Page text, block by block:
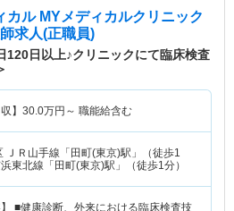
カル MYメディカルクリニック
求人(正職員)
120日以上♪クリニックにて臨床検査
】 30.0万円～ 職能給含む
ＪＲ山手線「田町(東京)駅」（徒歩1
東北線「田町(東京)駅」（徒歩1分）
】 ■健康診断、外来における臨床検査技